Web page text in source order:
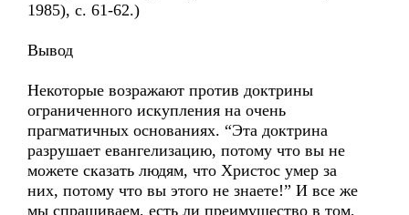
1985), с. 61-62.)
Вывод
Некоторые возражают против доктрины
ограниченного искупления на очень
прагматичных основаниях. “Эта доктрина
разрушает евангелизацию, потому что вы не
можете сказать людям, что Христос умер за
них, потому что вы этого не знаете!” И все же
мы спрашиваем, есть ли преимущество в том,